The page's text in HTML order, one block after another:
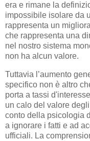
era e rimane la
impossibile isolare da
rappresenta un
che rappresenta una
nel nostro sistema
non ha alcun valore.
Tuttavia l’aumento
specifico non è altro
porta a tassi
un calo del valore
conto della psicologia
a ignorare i fatti e ad
ufficiali. La